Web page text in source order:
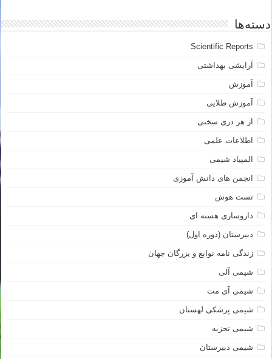
دسته‌ها
Scientific Reports
آرایشی بهداشتی
آموزش
آموزش طلایی
از هر دری سخنی
اطلاعات علمی
المپیاد شیمی
انجمن های دانش آموزی
تست هوش
داروسازی هسته ای
دبیرستان (دوره اول)
زندگی نامه نوابغ و بزرگان جهان
شیمی آلی
شیمی آی مت
شیمی پزشکی لهستان
شیمی تجزیه
شیمی دبیرستان